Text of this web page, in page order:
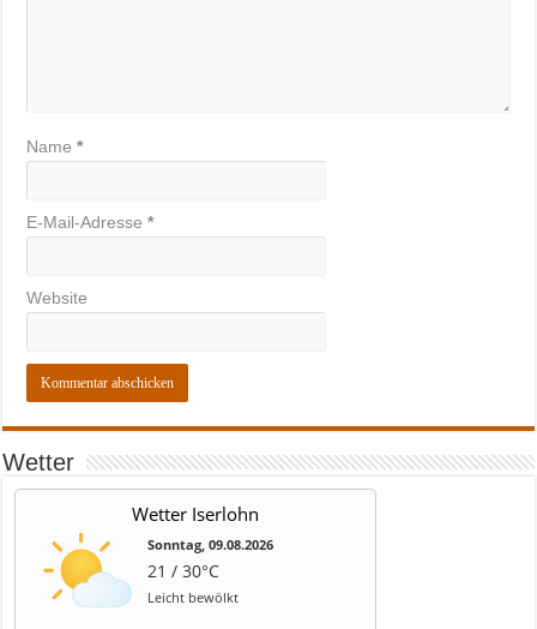
Name*
E-Mail-Adresse*
Website
Wetter
Wetter Iserlohn
Sonntag, 09.08.2026
21 / 30°C
Leicht bewölkt